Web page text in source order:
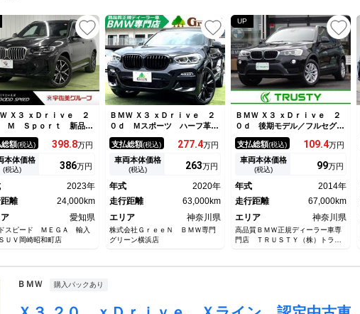
Ｘ３ ｘＤｒｉｖｅ ２
Ｍ Ｓｐｏｒｔ 新品タ
本交換済／ＡｐｐｌｅＣ
ｌａｙ／全周囲カメラ／
トヒーター／ＡＣＣ／ヘッ
ップディスプレイ／ハーマ
ア／アダプティブＬＥＤ
アランスソナー
総額(税込) 398.8万円
本体価格
(税込) 386万円
2023年
離
24,000km
愛知県
スピード ＭＥＧＡ 輸入
Ｖ岡崎昭和町店
ＢＭＷ Ｘ３ ｘＤｒｉｖｅ ２
０ｄ Ｍスポーツ ハーフ革
ＨＵＤ ＡＣＣ ＬＥＤ 衝突
軽減 純正Ｍスポーツフルエア
ロ ブラックグリル ブラック
２０ＡＷ パドルシフト 純正
メラ ＢＳＭ 前席シートヒー
ター ドラレコ 禁煙車
支払総額(税込) 277.4万円
車両本体価格
(税込) 263万円
年式
2020年
走行距離
63,000km
エリア
神奈川県
株式会社ＧｒｅｅＮ ＢＭＷ専門
グリーン横浜店
UP
ＢＭＷ Ｘ３ ｘＤｒｉｖｅ ２
０ｄ 後期モデル／フルセグＴ
Ｖ／トップビューカメラ／ユピ
テル製前後ドラレコ／インテリ
ジェントセーフティ／レーンデ
ィパーチャー／電動リアゲート
ノンライト／メモリーパワーシ
ート／
支払総額(税込) 109.4万円
車両本体価格
(税込) 99万円
年式
2014年
走行距離
67,000km
エリア
神奈川県
高品質ＢＭＷ正規ディーラー車専
門店 ＴＲＵＳＴＹ（株）トラス
ＢＭＷ 購入パックあり